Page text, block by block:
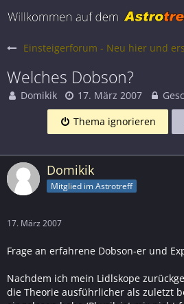
Einsteigerforum - Neu hier und
Welches Dobson?
Domikik 17. März 2007
Thema ignorieren
Domikik
Mitglied im Astrotreff
17. März 2007
Frage an erfahrene Dobson-er und
Nachdem ich mein Lidlskope
die Theorie ausführlicher als zuletzt